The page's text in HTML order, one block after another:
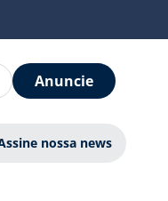
Anuncie
nossa news